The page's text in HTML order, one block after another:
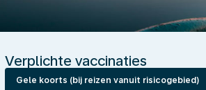
Verplichte vaccinaties
Gele koorts (bij reizen vanuit risicogebied)